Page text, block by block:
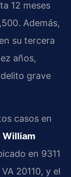
12 meses
Además,
su tercera
años,
grave
casos en
William
en 9311
20110, y el